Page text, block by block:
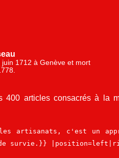
1712 à Genève et mort
400 articles consacrés à la
les artisanats, c'est un
de survie.}}